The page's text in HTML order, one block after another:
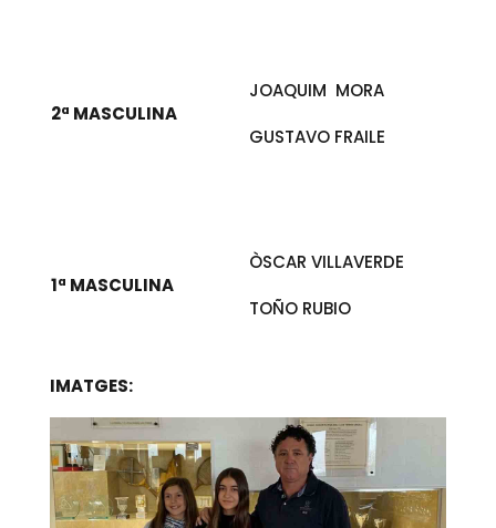
2ª MASCULINA
JOAQUIM MORA
GUSTAVO FRAILE
1ª MASCULINA
ÒSCAR VILLAVERDE
TOÑO RUBIO
IMATGES: